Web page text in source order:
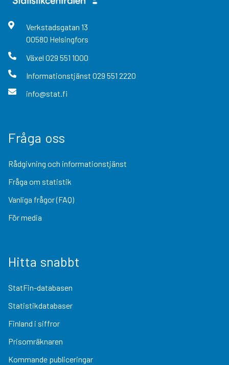
Verkstadsgatan 13
00580 Helsingfors
Växel 029 551 1000
Informationstjänst 029 551 2220
info@stat.fi
Fråga oss
Rådgivning och informationstjänst
Fråga om statistik
Vanliga frågor (FAQ)
För media
Hitta snabbt
StatFin-databasen
Statistikdatabaser
Finland i siffror
Prisomräknaren
Kommande publiceringar